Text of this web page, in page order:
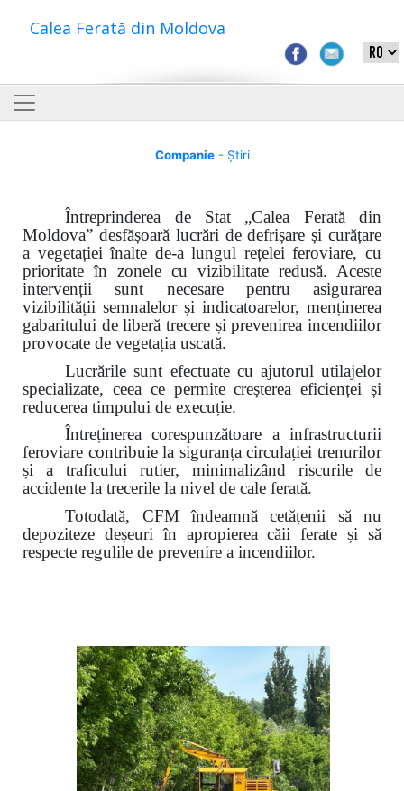
Calea Ferată din Moldova
Companie- Știri
Întreprinderea de Stat „Calea Ferată din
Moldova” desfășoară lucrări de defrișare și curățare
a vegetației înalte de-a lungul rețelei feroviare, cu
prioritate în zonele cu vizibilitate redusă. Aceste
intervenții sunt necesare pentru asigurarea
vizibilității semnalelor și indicatoarelor, menținerea
gabaritului de liberă trecere și prevenirea incendiilor
provocate de vegetația uscată.
Lucrările sunt efectuate cu ajutorul utilajelor
specializate, ceea ce permite creșterea eficienței și
reducerea timpului de execuție.
Întreținerea corespunzătoare a infrastructurii
feroviare contribuie la siguranța circulației trenurilor
și a traficului rutier, minimalizând riscurile de
accidente la trecerile la nivel de cale ferată.
Totodată, CFM îndeamnă cetățenii să nu
depoziteze deșeuri în apropierea căii ferate și să
respecte regulile de prevenire a incendiilor.